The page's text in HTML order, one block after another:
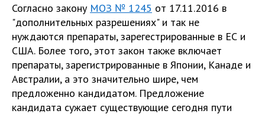
Согласно закону МОЗ № 1245 от 17.11.2016 в
"дополнительных разрешениях" и так не
нуждаются препараты, зарегестрированные в ЕС и
США. Более того, этот закон также включает
препараты, зарегистрированные в Японии, Канаде и
Австралии, а это значительно шире, чем
предложенно кандидатом. Предложение
кандидата сужает существующие сегодня пути